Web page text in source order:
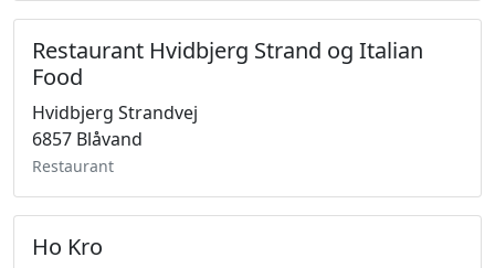
Restaurant Hvidbjerg Strand og Italian
Food
Hvidbjerg Strandvej
6857 Blåvand
Restaurant
Ho Kro